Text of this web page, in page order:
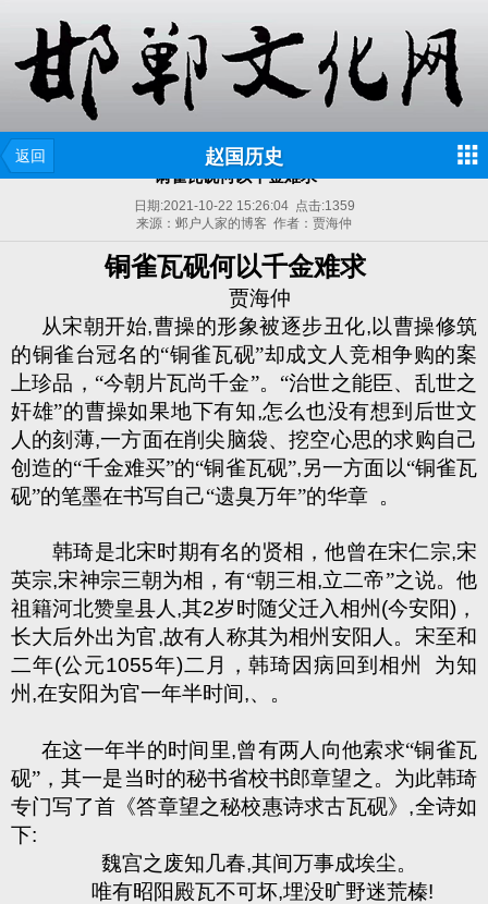
返回 赵国历史
铜雀瓦砚何以千金难求
日期:2021-10-22 15:26:04点击:1359
来源：邺户人家的博客 作者：贾海仲
铜雀瓦砚何以千金难求
贾海仲
从宋朝开始,曹操的形象被逐步丑化,以曹操修筑
的铜雀台冠名的“铜雀瓦砚”却成文人竞相争购的案
上珍品，“今朝片瓦尚千金”。“治世之能臣、乱世之
奸雄”的曹操如果地下有知,怎么也没有想到后世文
人的刻薄,一方面在削尖脑袋、挖空心思的求购自己
创造的“千金难买”的“铜雀瓦砚”,另一方面以“铜雀瓦
砚”的笔墨在书写自己“遗臭万年”的华章 。
韩琦是北宋时期有名的贤相，他曾在宋仁宗,宋
英宗,宋神宗三朝为相，有“朝三相,立二帝”之说。他
祖籍河北赞皇县人 ,其2岁时随父迁入相州 (今安阳)，
长大后外出为官,故有人称其为相州安阳人。宋至和
二年(公元1055年)二月，韩琦因病回到相州
为知
州 ,在安阳为官一年半时间,、。
在这一年半的时间里,曾有两人向他索求“铜雀瓦
砚”，其一是当时的秘书省校书郎章望之。为此韩琦
专门写了首《答章望之秘校惠诗求古瓦砚》 ,全诗如
下:
魏宫之废知几春,其间万事成埃尘。
唯有昭阳殿瓦不可坏,埋没旷野迷荒榛!